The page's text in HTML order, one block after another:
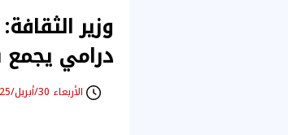
وزير
درامي يجمع
الأربعاء 30/أبريل/2025 - 01:08 م